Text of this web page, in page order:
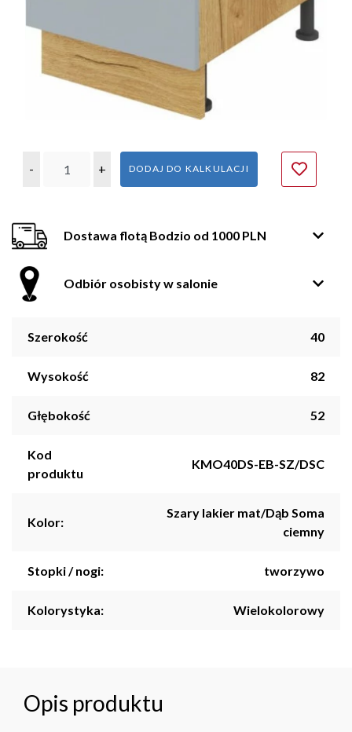
- + DODAJ DO KALKULACJI
Dostawa flotą Bodzio od 1000 PLN
Odbiór osobisty w salonie
Szerokość 40
Wysokość 82
Głębokość 52
Kod
produktu
KMO40DS-EB-SZ/DSC
Kolor:
Szary lakier mat/Dąb Soma
ciemny
Stopki / nogi: tworzywo
Kolorystyka: Wielokolorowy
Opis produktu